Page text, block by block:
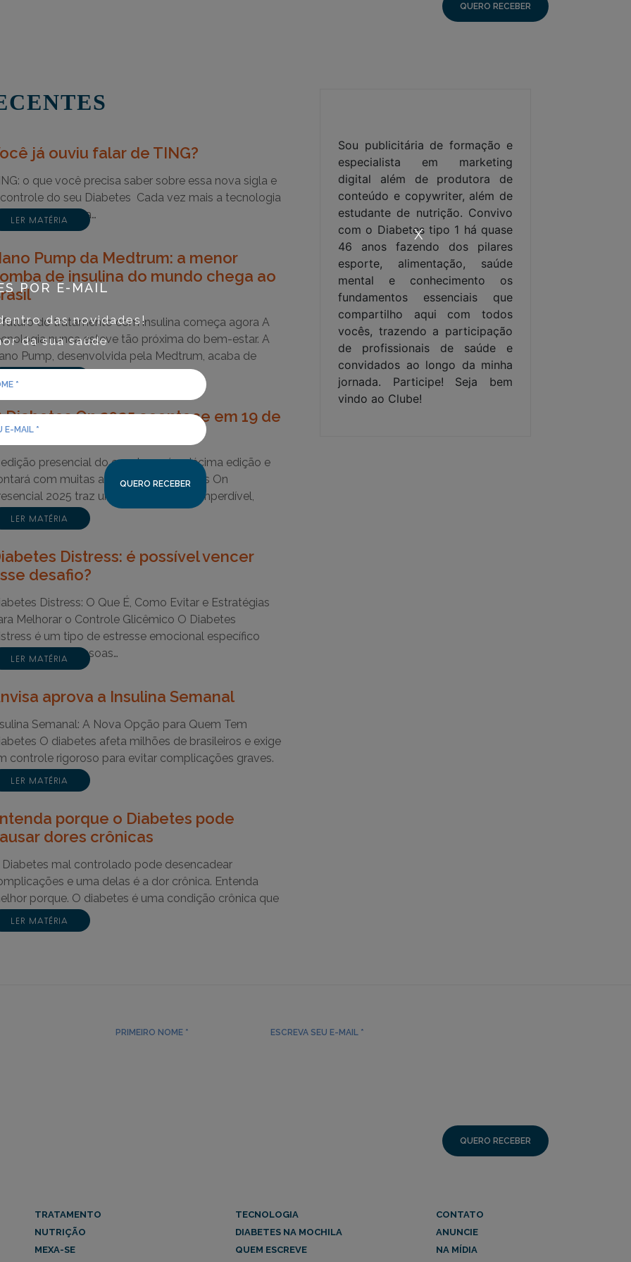
já ouviu falar de TING?
o que você precisa saber sobre essa nova sigla e
do seu Diabetes Cada vez mais a tecnologia
sendo usada a…
LER MATÉRIA
Pump da Medtrum: a menor
de insulina do mundo chega ao
futuro do tratamento com insulina começa agora A
nunca esteve tão próxima do bem-estar. A
Pump, desenvolvida pela Medtrum, acaba de
Diabetes On 2025 acontece em 19 de
presencial do evento será a décima edição e
com muitas ativações O Diabetes On
2025 traz uma programação imperdível,
de…
LER MATÉRIA
Distress: é possível vencer
desafio?
Distress: O Que É, Como Evitar e Estratégias
Melhorar o Controle Glicêmico O Diabetes
é um tipo de estresse emocional específico
por pessoas…
LER MATÉRIA
aprova a Insulina Semanal
Semanal: A Nova Opção para Quem Tem
O diabetes afeta milhões de brasileiros e exige
controle rigoroso para evitar complicações graves.
LER MATÉRIA
porque o Diabetes pode
dores crônicas
Diabetes mal controlado pode desencadear
e uma delas é a dor crônica. Entenda
porque. O diabetes é uma condição crônica que
LER MATÉRIA
Sou publicitária de formação e
especialista em marketing
digital além de produtora de
conteúdo e copywriter, além de
estudante de nutrição. Convivo
com o Diabetes tipo 1 há quase
46 anos fazendo dos pilares
esporte, alimentação, saúde
mental e conhecimento os
fundamentos essenciais que
compartilho aqui com todos
vocês, trazendo a participação
de profissionais de saúde e
convidados ao longo da minha
jornada. Participe! Seja bem
vindo ao Clube!
TRATAMENTO
NUTRIÇÃO
MEXA-SE
TECNOLOGIA
DIABETES NA MOCHILA
QUEM ESCREVE
CONTATO
ANUNCIE
NA MÍDIA
POR E-MAIL
das novidades!
da sua saúde
X